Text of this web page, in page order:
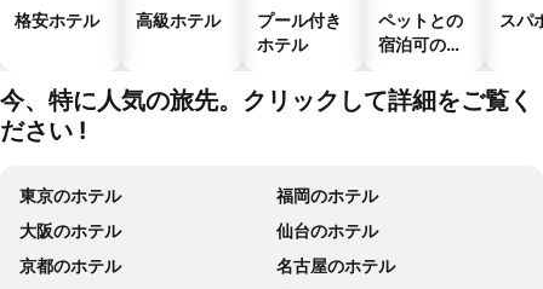
格安ホテル 高級ホテル
プール付き
ホテル
ペットとの
宿泊可のホ
スパ
今、特に人気の旅先。クリックして詳細をご覧く
ださい !
東京のホテル
福岡のホテル
大阪のホテル
仙台のホテル
京都のホテル
名古屋のホテル